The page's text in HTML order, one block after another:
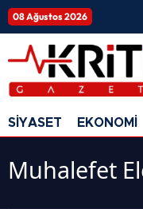
08 Ağustos 2026
SİYASET EKONOMİ
Muhalefet